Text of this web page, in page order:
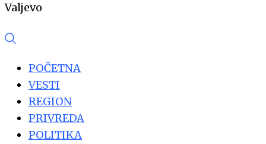
Valjevo
POČETNA
VESTI
REGION
PRIVREDA
POLITIKA